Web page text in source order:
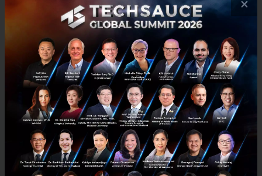
×